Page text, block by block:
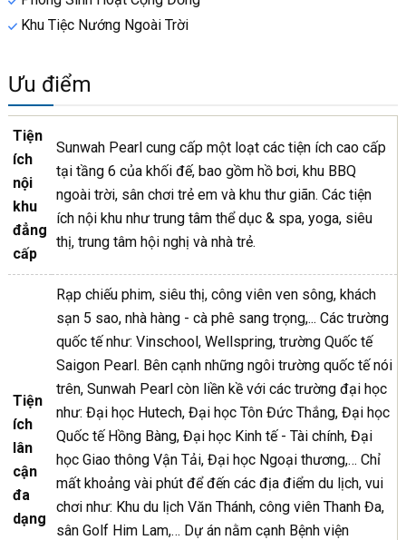
Khu Tiệc Nướng Ngoài Trời
Ưu điểm
Tiện
ích
nội
khu
đẳng
cấp
Sunwah Pearl cung cấp một loạt các tiện ích cao cấp
tại tầng 6 của khối đế, bao gồm hồ bơi, khu BBQ
ngoài trời, sân chơi trẻ em và khu thư giãn. Các tiện
ích nội khu như trung tâm thể dục & spa, yoga, siêu
thị, trung tâm hội nghị và nhà trẻ.
Tiện
ích
lân
cận
đa
dạng
Rạp chiếu phim, siêu thị, công viên ven sông, khách
sạn 5 sao, nhà hàng - cà phê sang trọng,... Các trường
quốc tế như: Vinschool, Wellspring, trường Quốc tế
Saigon Pearl. Bên cạnh những ngôi trường quốc tế nói
trên, Sunwah Pearl còn liền kề với các trường đại học
như: Đại học Hutech, Đại học Tôn Đức Thắng, Đại học
Quốc tế Hồng Bàng, Đại học Kinh tế - Tài chính, Đại
học Giao thông Vận Tải, Đại học Ngoại thương,… Chỉ
mất khoảng vài phút để đến các địa điểm du lịch, vui
chơi như: Khu du lịch Văn Thánh, công viên Thanh Đa,
sân Golf Him Lam,… Dự án nằm cạnh Bệnh viện